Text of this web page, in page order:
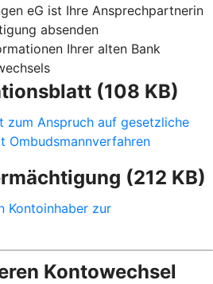
eG ist Ihre Ansprechpartnerin
absenden
Ihrer alten Bank
(108 KB)
zum Anspruch auf gesetzliche
Ombudsmannverfahren
(212 KB)
Kontoinhaber zur
Kontowechsel